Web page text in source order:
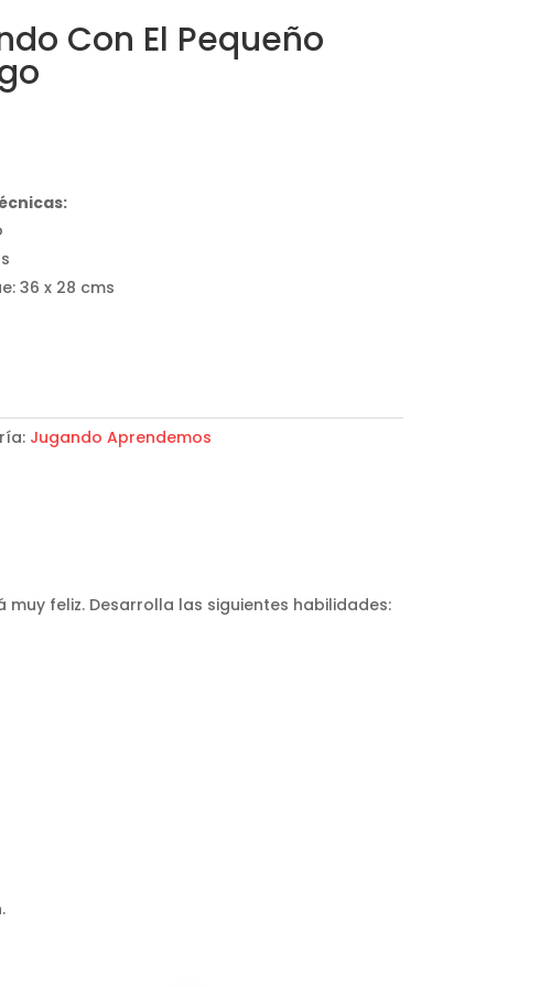
Con El Pequeño
36 x 28 cms
Jugando Aprendemos
feliz. Desarrolla las siguientes habilidades: